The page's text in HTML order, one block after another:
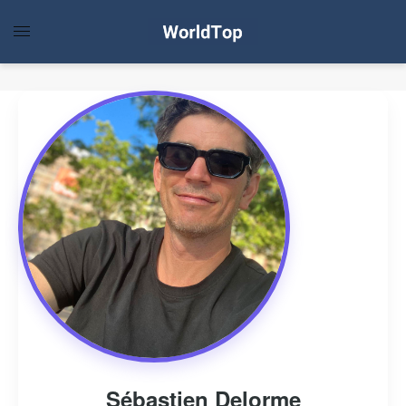
Sébastien Delorme